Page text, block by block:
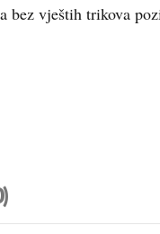
bez vještih trikova